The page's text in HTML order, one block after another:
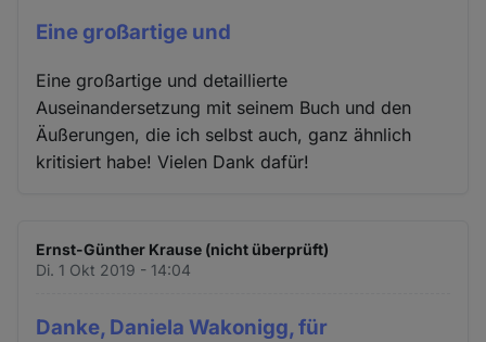
Eine großartige und
Eine großartige und detaillierte
Auseinandersetzung mit seinem Buch und den
Äußerungen, die ich selbst auch, ganz ähnlich
kritisiert habe! Vielen Dank dafür!
Ernst-Günther Krause (nicht überprüft)
Di. 1 Okt 2019 - 14:04
Danke, Daniela Wakonigg, für